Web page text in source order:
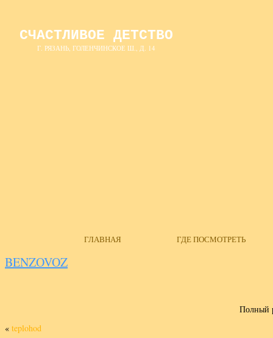
СЧАСТЛИВОЕ ДЕТСТВО
Г. РЯЗАНЬ, ГОЛЕНЧИНСКОЕ Ш., Д. 14
ГЛАВНАЯ ГДЕ ПОСМОТРЕТЬ
BENZOVOZ
Полный
« teplohod